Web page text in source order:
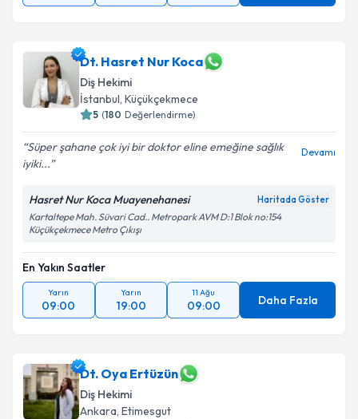
Dt. Hasret Nur Koca
Diş Hekimi
İstanbul, Küçükçekmece
5 (180 Değerlendirme)
Süper şahane çok iyi bir doktor eline emeğine sağlık
iyiki...
Devamı
Hasret Nur Koca Muayenehanesi Haritada Göster
Kartaltepe Mah. Süvari Cad.. Metropark AVM D:1 Blok no:154
Küçükçekmece Metro Çıkışı
En Yakın Saatler
Yarın
09:00
Yarın
19:00
11 Ağu
09:00 Daha Fazla
Dt. Oya Ertüzün
Diş Hekimi
Ankara, Etimesgut